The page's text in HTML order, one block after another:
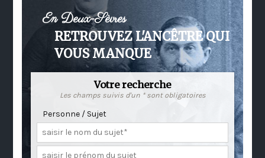
En Deux-Sèvres
RETROUVEZ L'ANCÊTRE QUI
VOUS MANQUE
Votre recherche
Les champs suivis d'un * sont obligatoires
Personne / Sujet